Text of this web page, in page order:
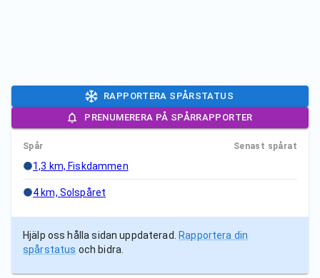
RAPPORTERA SPÅRSTATUS
PRENUMERERA PÅ SPÅRRAPPORTER
Spår Senast spårat
1,3 km, Fiskdammen
4 km, Solspåret
Hjälp oss hålla sidan uppdaterad.
Rapportera din
spårstatus och bidra.